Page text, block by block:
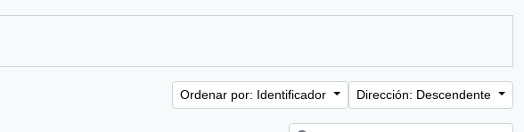
Ordenar por: Identificador Dirección: Descendente